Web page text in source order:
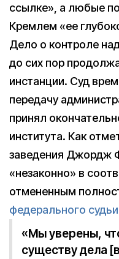
ссылке», а любые
Кремлем «ее
Дело о контроле
до сих пор
инстанции. Суд
передачу
принял
института. Как
заведения Джордж
«незаконно» в
отмененным
федерального судьи
«Мы уверены,
существу дела